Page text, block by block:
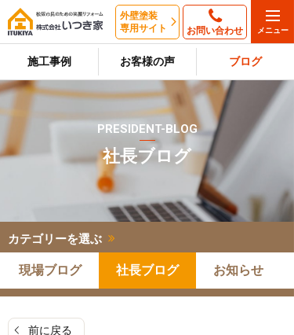
外壁塗装
専用サイト
お問い合わせ
施工事例 お客様の声 ブログ
PRESIDENT-BLOG
社長ブログ
カテゴリーを選ぶ
現場ブログ 社長ブログ お知らせ
前に戻る